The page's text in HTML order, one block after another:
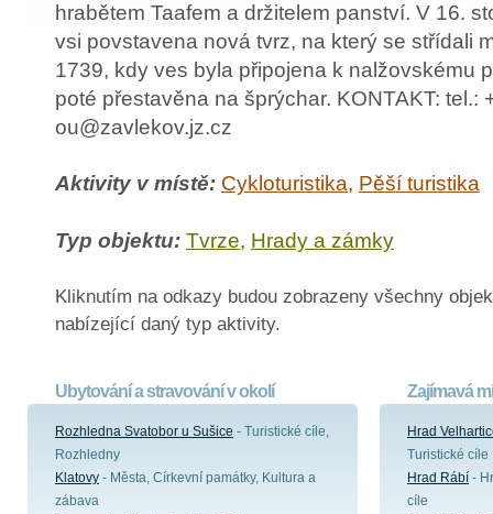
hrabětem Taafem a držitelem panství. V 16.
vsi povstavena nová tvrz, na který se střídali
1739, kdy ves byla připojena k nalžovskému
poté přestavěna na šprýchar. KONTAKT: tel.:
ou@zavlekov.jz.cz
Aktivity v místě: Cykloturistika, Pěší turistika
Typ objektu: Tvrze, Hrady a zámky
Kliknutím na odkazy budou zobrazeny všechny
nabízející daný typ aktivity.
Ubytování a stravování v okolí
Rozhledna Svatobor u Sušice - Turistické cíle,
Rozhledny
Klatovy - Města, Církevní památky, Kultura a
zábava
Zajímavá
Hrad
Turistické cíle
Hrad Rábí -
cíle